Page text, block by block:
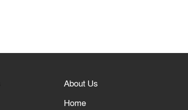
About Us
Home